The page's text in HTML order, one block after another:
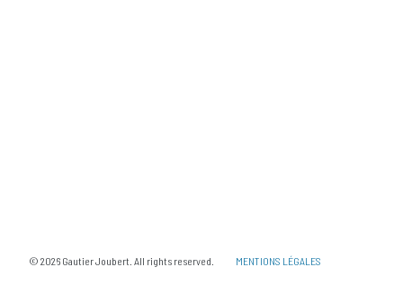
© 2026 Gautier Joubert. All rights reserved. MENTIONS LÉGALES